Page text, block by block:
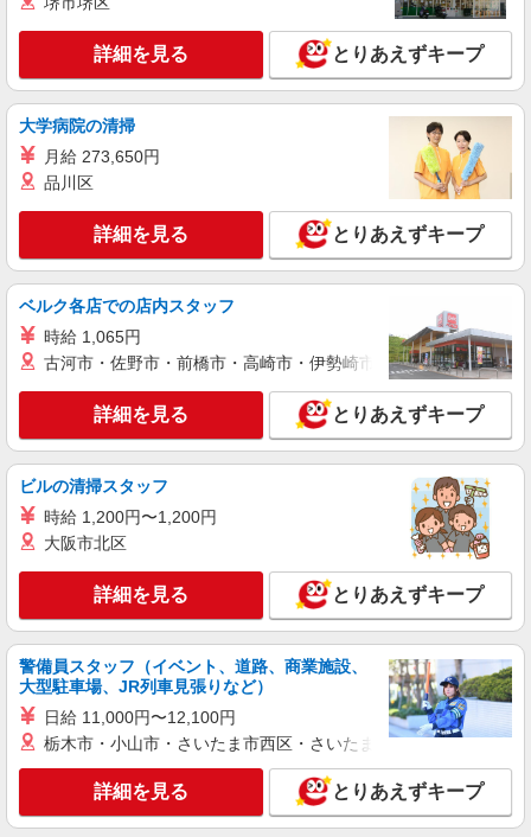
有）★ ゜・。○。・゜+゜・。○。・゜+゜
詳細を見る
紹介予定派遣
株式会社シエロ
人気機種に詳しくなれる携帯販売【docomo】
時給1500円〜 ※残業代支給 ★交通費別途支給
（規定あり） ゜+゜・。○。・゜+゜・。○。・゜
頂くと, インセンティブ支給(規定有) ★月2回払
い・週払い可能（規程有）★ ゜・。○。・゜
+゜・。○。・゜+゜
キープ 詳細を見る
紹介予定派遣
【docomo】の携帯販売スタッフ
時給1300円〜 ※残業代支給 ★交通費別途支給
+゜ 入社祝い金10万円支給(規定有) お友達を紹介
頂くと, インセンティブ支給(規定有) ★月2回払
い・週払い可能（規程有）★ ゜・。○。・゜
+゜・。○。・゜+゜
広島県広島市南区のdocomoショップ
キープ 詳細を見る
紹介予定派遣
【Y!mobile】の携帯販売スタッフ
時給1400円〜 ※残業代支給 ★交通費別途支給
（規定あり） ゜+゜・。○。・゜+゜・。○。・゜
+゜ 入社祝い金10万円支給(規定有) お友達を紹介
頂くと, インセンティブ支給(規定有) ★月2回払
い・週払い可能（規程有）★ ゜・。○。・゜
+゜・。○。・゜+゜
広島県広島市南区のY!mobileショップ
キープ 詳細を見る
紹介予定派遣
株式会社シエロ
【softbank】人気機種に詳しくなれる携帯販
詳細を見る とりあえずキープ
大学病院の清掃
月給 273,650円
品川区
詳細を見る とりあえずキープ
ベルク各店での店内スタッフ
時給 1,065円
古河市・佐野市・前橋市・高崎市・伊勢崎市・太田市・館林市
詳細を見る とりあえずキープ
ビルの清掃スタッフ
時給 1,200円〜1,200円
大阪市北区
詳細を見る とりあえずキープ
警備員スタッフ（イベント、道路、商業施設、
大型駐車場、JR列車見張りなど）
日給 11,000円〜12,100円
栃木市・小山市・さいたま市西区・さいたま市岩槻区・久喜市・
詳細を見る とりあえずキープ